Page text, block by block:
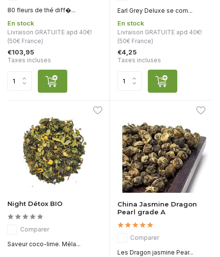
80 fleurs de thé diff�...
En stock
Livraison GRATUITE apd 40€!
(50€ France)
€103,95
Taxes incluses
Earl Grey Deluxe se com...
En stock
Livraison GRATUITE apd 40€!
(50€ France)
€4,25
Taxes incluses
Night Détox BIO
Comparer
Saveur coco-lime. Méla...
China Jasmine Dragon
Pearl grade A
Comparer
Les Dragon jasmine Pear...